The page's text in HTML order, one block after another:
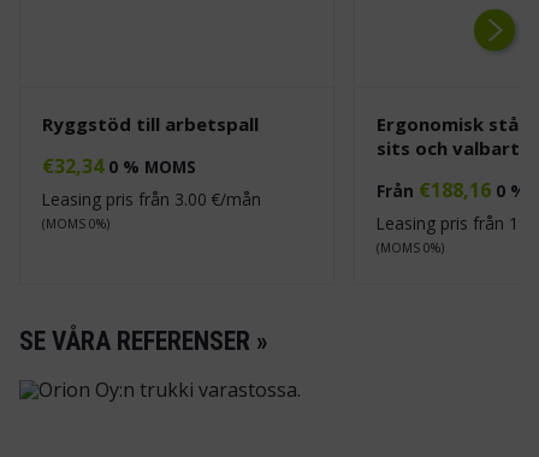
Ryggstöd till arbetspall
€32,34 0 % MOMS
Leasing pris från 3.00 €/mån
(MOMS 0%)
Ergonomisk
sits och valbart
Från €188,16 0 %
Leasing pris från
(MOMS 0%)
SE VÅRA REFERENSER »